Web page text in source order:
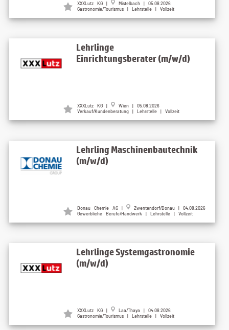
XXXLutz KG |
Mistelbach | 05.08.2026
Gastronomie/Tourismus | Lehrstelle | Vollzeit
Lehrlinge
Einrichtungsberater (m/w/d)
XXXLutz KG |
Wien | 05.08.2026
Verkauf/Kundenberatung | Lehrstelle | Vollzeit
Lehrling Maschinenbautechnik
(m/w/d)
Donau Chemie AG |
Zwentendorf/Donau | 04.08.2026
Gewerbliche Berufe/Handwerk | Lehrstelle | Vollzeit
Lehrlinge Systemgastronomie
(m/w/d)
XXXLutz KG |
Laa/Thaya | 04.08.2026
Gastronomie/Tourismus | Lehrstelle | Vollzeit